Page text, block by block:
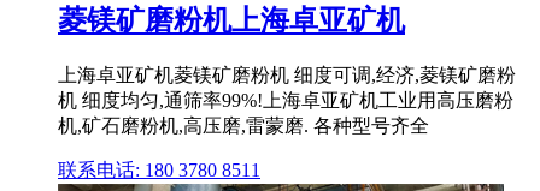
菱镁矿磨粉机上海卓亚矿机
上海卓亚矿机菱镁矿磨粉机 细度可调,经济,菱镁矿磨粉
机 细度均匀,通筛率99%!上海卓亚矿机工业用高压磨粉
机,矿石磨粉机,高压磨,雷蒙磨. 各种型号齐全
联系电话: 180 3780 8511